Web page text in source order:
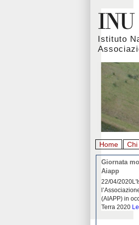
Istituto
Home Chi
Giornata
Aiapp
22/04/
(AIAPP) in
Terra 2020